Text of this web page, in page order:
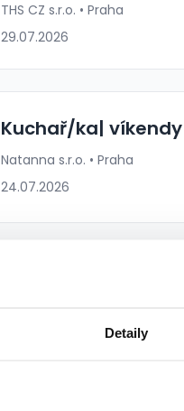
Detaily
THS CZ s.r.o. • Praha
29.07.2026
Kuchař/ka|
Natanna s.r.o. • Praha
24.07.2026
Brigáda v Tescu -